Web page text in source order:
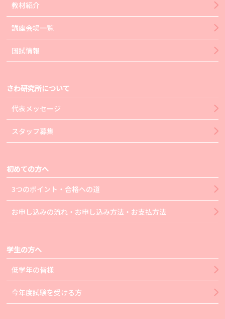
教材紹介
講座会場一覧
国試情報
さわ研究所について
代表メッセージ
スタッフ募集
初めての方へ
3つのポイント・合格への道
お申し込みの流れ・お申し込み方法・お支払方法
学生の方へ
低学年の皆様
今年度試験を受ける方